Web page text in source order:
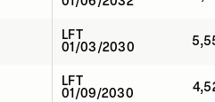
LFT
01/03/2030
LFT
01/09/2030